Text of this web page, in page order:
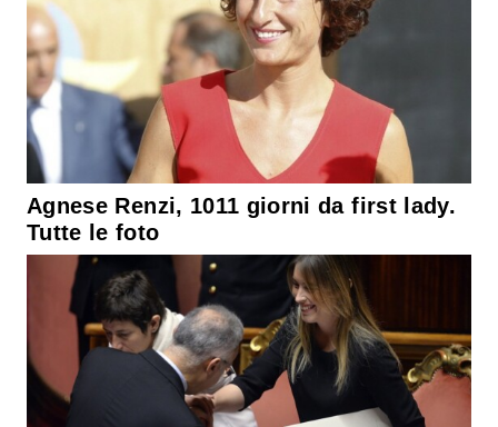
Agnese Renzi, 1011 giorni da first lady.
Tutte le foto